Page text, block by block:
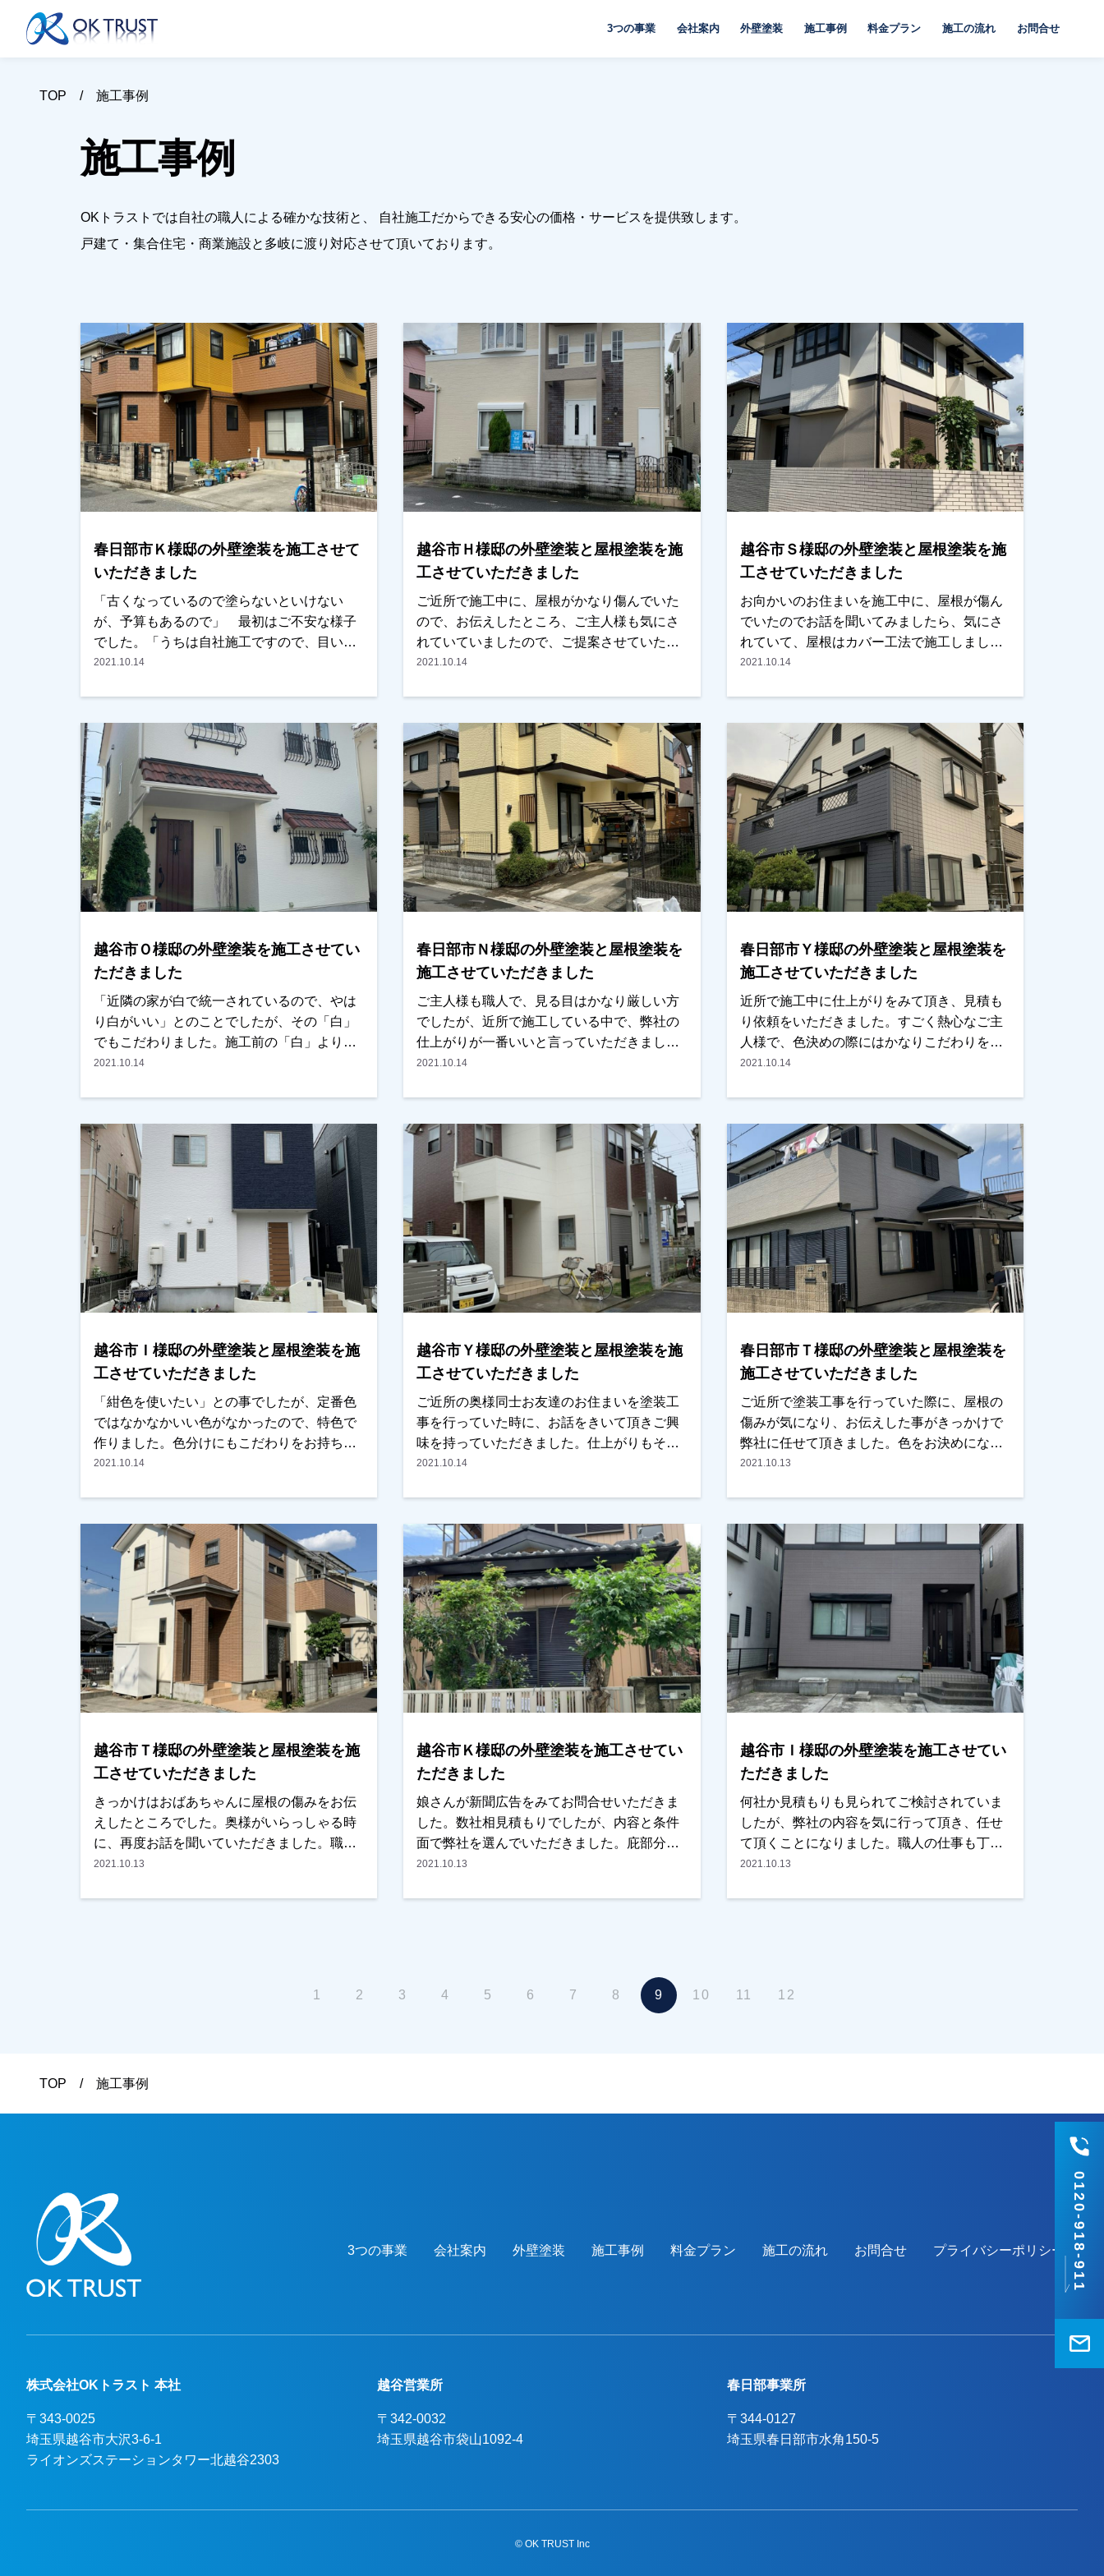
3つの事業 会社案内 外壁塗装 施工事例 料金プラン 施工の流れ お問合せ
0120-918-911
TOP 施工事例
施工事例
OKトラストでは自社の職人による確かな技術と、 自社施工だからできる安心の価格・サービスを提供致します。
戸建て・集合住宅・商業施設と多岐に渡り対応させて頂いております。
春日部市Ｋ様邸の外壁塗装を施工させて
いただきました
「古くなっているので塗らないといけない
が、予算もあるので」 最初はご不安な様子
でした。「うちは自社施工ですので、目いっ
ぱいがんばります！」でお見積もりを見て頂
れた結果２色使いにされ、イメージを変えて
みました。越谷市、春日部市、野田市で外壁
塗装をお考えのお客様、是非ともよろしくお
願いいたします。
2021.10.14
越谷市Ｈ様邸の外壁塗装と屋根塗装を施
工させていただきました
ご近所で施工中に、屋根がかなり傷んでいた
ので、お伝えしたところ、ご主人様も気にさ
れていていましたので、ご提案させていただ
き、任せていただきました。今まで、いろん
たみたいです。仕上がり後に何か気になると
ころは無いかお聞きしましたが、「全然な
い！」とＯＫをいただきました！ありがとう
ございました！越谷市、春日部市、野田市で
外壁塗装をお考えのお客様、是非ともよろし
くお願いいたします。
2021.10.14
越谷市Ｓ様邸の外壁塗装と屋根塗装を施
工させていただきました
お向かいのお住まいを施工中に、屋根が傷ん
でいたのでお話を聞いてみましたら、気にさ
れていて、屋根はカバー工法で施工しまし
た。壁の色は奥様がおひとりでお決めになら
いご夫婦でした。越谷市、春日部市、野田市
で塗装をお考えのお客様、是非ともよろしく
お願いいたします。
2021.10.14
越谷市Ｏ様邸の外壁塗装を施工させてい
ただきました
「近隣の家が白で統一されているので、やは
り白がいい」とのことでしたが、その「白」
でもこだわりました。施工前の「白」より、
きれいな「白」になったとかなり喜んでいた
本当にありがたいです（泣）越谷市、春日部
市、野田市で外壁塗装をお考えのお客様、是
非ともよろしくお願いいたします。
2021.10.14
春日部市Ｎ様邸の外壁塗装と屋根塗装を
施工させていただきました
ご主人様も職人で、見る目はかなり厳しい方
でしたが、近所で施工している中で、弊社の
仕上がりが一番いいと言っていただきまし
た。仕上がり後も気にいて頂いたみたいで
市で外壁塗装をお考えのお客様、是非ともよ
ろしくお願いいたします。
2021.10.14
春日部市Ｙ様邸の外壁塗装と屋根塗装を
施工させていただきました
近所で施工中に仕上がりをみて頂き、見積も
り依頼をいただきました。すごく熱心なご主
人様で、色決めの際にはかなりこだわりをお
持ちでした。仕上がりに関しては、「いい色
市、春日部市、野田市で外壁塗装をお考えの
お客様、是非ともよろしくお願いいたしま
す。
2021.10.14
越谷市Ｉ様邸の外壁塗装と屋根塗装を施
工させていただきました
「紺色を使いたい」との事でしたが、定番色
ではなかなかいい色がなかったので、特色で
作りました。色分けにもこだわりをお持ち
で、最後まで悩んでましたが、いい感じに仕
た。ありがとうございます！越谷市、春日部
市、野田市で外壁塗装をお考えのお客様、是
非ともよろしくお願いいたします。
2021.10.14
越谷市Ｙ様邸の外壁塗装と屋根塗装を施
工させていただきました
ご近所の奥様同士お友達のお住まいを塗装工
事を行っていた時に、お話をきいて頂きご興
味を持っていただきました。仕上がりもそう
ですが、職人の仕事ぶりにもいい評価を頂
壁塗装をお考えのお客様、是非ともよろしく
お願いいたします。
2021.10.14
春日部市Ｔ様邸の外壁塗装と屋根塗装を
施工させていただきました
ご近所で塗装工事を行っていた際に、屋根の
傷みが気になり、お伝えした事がきっかけで
弊社に任せて頂きました。色をお決めになる
時はかなり悩まれてましたが、最終的にご夫
で、喜んでいただけました。ありがとうござ
います。越谷市、春日部市、野田市で外壁塗
装をお考えのお客様、是非ともよろしくお願
いいたします。
2021.10.13
越谷市Ｔ様邸の外壁塗装と屋根塗装を施
工させていただきました
きっかけはおばあちゃんに屋根の傷みをお伝
えしたところでした。奥様がいらっしゃる時
に、再度お話を聞いていただきました。職人
の対応もいいと評価頂き、仕上がりにつきま
2021.10.13
越谷市Ｋ様邸の外壁塗装を施工させてい
ただきました
娘さんが新聞広告をみてお問合せいただきま
した。数社相見積もりでしたが、内容と条件
面で弊社を選んでいただきました。庇部分の
補修も含めて、ご満足いただけました。越谷
2021.10.13
越谷市Ｉ様邸の外壁塗装を施工させてい
ただきました
何社か見積もりも見られてご検討されていま
したが、弊社の内容を気に行って頂き、任せ
て頂くことになりました。職人の仕事も丁寧
で速いとお褒めいただきました。 仕上がり
2021.10.13
1 2 3 4 5 6 7 8 9 10 11 12
TOP 施工事例
3つの事業 会社案内 外壁塗装 施工事例 料金プラン 施工の流れ お問合せ プライバシーポリシー
株式会社OKトラスト 本社
〒343-0025
埼玉県越谷市大沢3-6-1
ライオンズステーションタワー北越谷2303
越谷営業所
〒342-0032
埼玉県越谷市袋山1092-4
春日部事業所
〒344-0127
埼玉県春日部市水角150-5
© OK TRUST Inc